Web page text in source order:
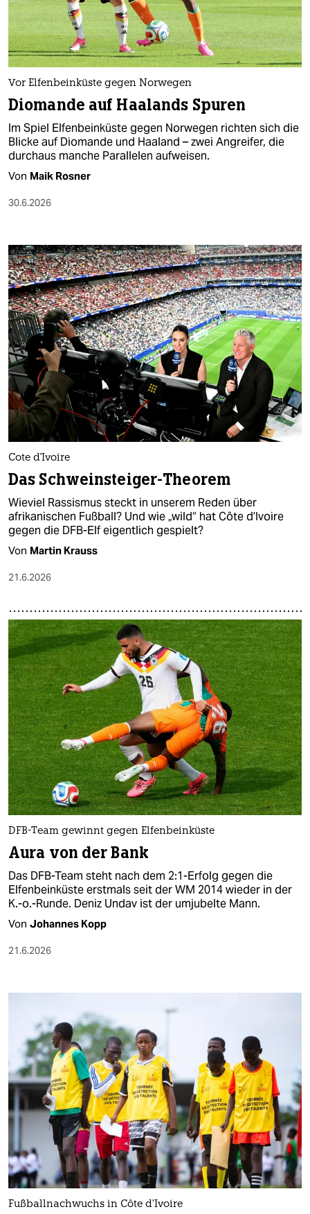
nord
wahrheit
verlag
verlag
veranstaltungen
shop
fragen & hilfe
abo
genossenschaft
epaper login
Vor Elfenbeinküste gegen Norwegen
Diomande auf Haalands Spuren
Im Spiel Elfenbeinküste gegen Norwegen richten sich die
Blicke auf Diomande und Haaland – zwei Angreifer, die
durchaus manche Parallelen aufweisen.
Von Maik Rosner
30.6.2026
Cote d'Ivoire
Das Schweinsteiger-Theorem
Wieviel Rassismus steckt in unserem Reden über
afrikanischen Fußball? Und wie „wild“ hat Côte d’Ivoire
gegen die DFB-Elf eigentlich gespielt?
Von Martin Krauss
21.6.2026
DFB-Team gewinnt gegen Elfenbeinküste
Aura von der Bank
Das DFB-Team steht nach dem 2:1-Erfolg gegen die
Elfenbeinküste erstmals seit der WM 2014 wieder in der
K.-o.-Runde. Deniz Undav ist der umjubelte Mann.
Von Johannes Kopp
21.6.2026
Fußballnachwuchs in Côte d’Ivoire